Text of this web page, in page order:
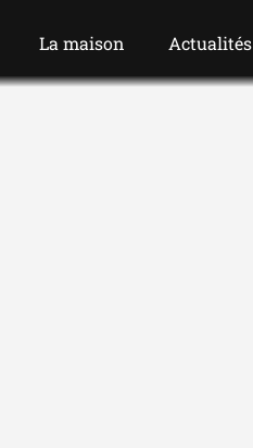
La maison Actualités